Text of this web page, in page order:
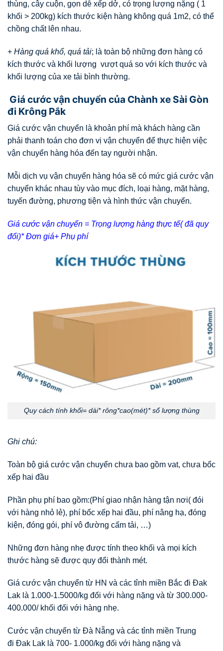
thùng, cây cuộn, gọn dễ xếp dở, có trọng lượng nặng ( 1
khối > 200kg) kích thước kiện hàng không quá 1m2, có thể
chồng chất lên nhau.
+ Hàng quá khổ, quá tải; là toàn bộ những đơn hàng có
kích thước và khối lượng vượt quá so với kích thước và
khối lượng của xe tải bình thường.
Giá cước vận chuyển của Chành xe Sài Gòn
đi Krông Pắk
Giá cước vận chuyển là khoản phí mà khách hàng cần
phải thanh toán cho đơn vị vận chuyển để thực hiện việc
vận chuyển hàng hóa đến tay người nhận.
Mỗi dịch vụ vận chuyển hàng hóa sẽ có mức giá cước vận
chuyển khác nhau tùy vào mục đích, loại hàng, mặt hàng,
tuyến đường, phương tiện và hình thức vận chuyển.
Giá cước vận chuyển = Trọng lượng hàng thực tế( đã quy
đổi)* Đơn giá+ Phụ phí
Quy cách tính khối= dài* rông*cao(mét)* số lượng thùng
Ghi chú:
Toàn bộ giá cước vận chuyển chưa bao gồm vat, chưa bốc
xếp hai đầu
Phần phụ phí bao gồm:(Phí giao nhận hàng tận nơi( đói
với hàng nhỏ lẻ), phí bốc xếp hai đầu, phí nâng hạ, đóng
kiện, đóng gói, phí vô đường cấm tải, …)
Những đơn hàng nhẹ được tính theo khối và mọi kích
thước hàng sẽ được quy đổi thành mét.
Giá cước vận chuyển từ HN và các tỉnh miền Bắc đi Đak
Lak là 1.000-1.5000/kg đối với hàng nặng và từ 300.000-
400.000/ khối đối với hàng nhẹ.
Cước vận chuyển từ Đà Nẵng và các tỉnh miền Trung
đi Đak Lak là 700- 1.000/kg đối với hàng nặng và